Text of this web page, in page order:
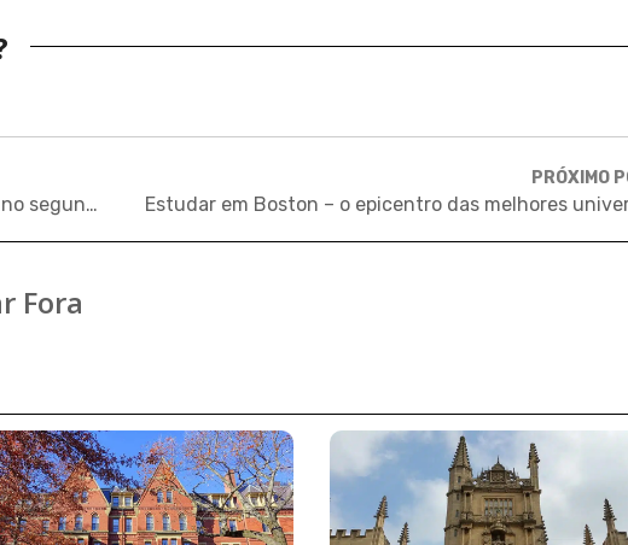
Primeira amazonense em Stanford foi aceita no segundo ano do Ensino Médio
PRÓXIMO
Fora